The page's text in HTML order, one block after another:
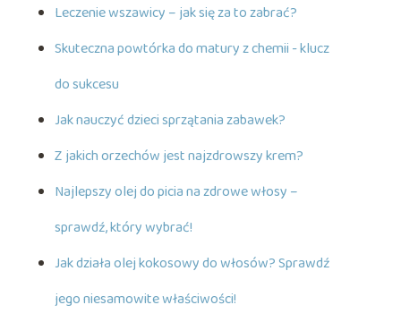
Leczenie wszawicy – jak się za to zabrać?
Skuteczna powtórka do matury z chemii - klucz
do sukcesu
Jak nauczyć dzieci sprzątania zabawek?
Z jakich orzechów jest najzdrowszy krem?
Najlepszy olej do picia na zdrowe włosy –
sprawdź, który wybrać!
Jak działa olej kokosowy do włosów? Sprawdź
jego niesamowite właściwości!